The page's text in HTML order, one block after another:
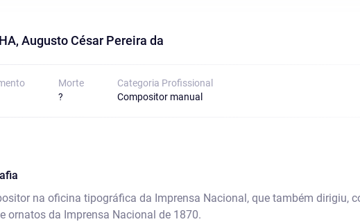
Augusto César Pereira da
Morte
?
Categoria Proﬁssional
Compositor manual
na oficina tipográfica da Imprensa Nacional, que também dirigiu,
ornatos da Imprensa Nacional de 1870.